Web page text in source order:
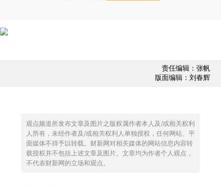
责任编辑：张帆
版面编辑：刘春辉
观点频道所发布文章及图片之版权属作者本人及/或相关权利
人所有，未经作者及/或相关权利人单独授权，任何网站、平
面媒体不得予以转载。财新网对相关媒体的网站信息内容转
载授权并不包括上述文章及图片。文章均为作者个人观点，
不代表财新网的立场和观点。